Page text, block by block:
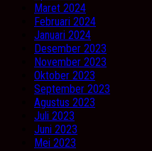
Maret 2024
Februari 2024
Januari 2024
Desember 2023
November 2023
Oktober 2023
September 2023
Agustus 2023
Juli 2023
Juni 2023
Mei 2023